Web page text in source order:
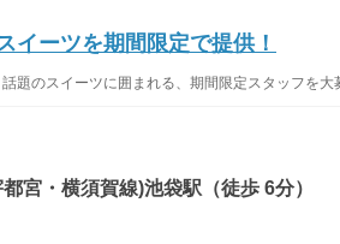
イーツを期間限定で提供！
題のスイーツに囲まれる、期間限定スタッフを大
宮・横須賀線)池袋駅（徒歩 6分）